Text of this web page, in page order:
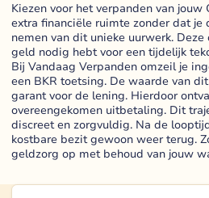
Kiezen voor het verpanden van
extra financiële ruimte zonder dat
nemen van dit unieke uurwerk.
geld nodig hebt voor een tijdelijk
Bij Vandaag Verpanden omzeil je
een BKR toetsing. De waarde van
garant voor de lening. Hierdoor
overeengekomen uitbetaling. Dit
discreet en zorgvuldig. Na de
kostbare bezit gewoon weer terug.
geldzorg op met behoud van jouw